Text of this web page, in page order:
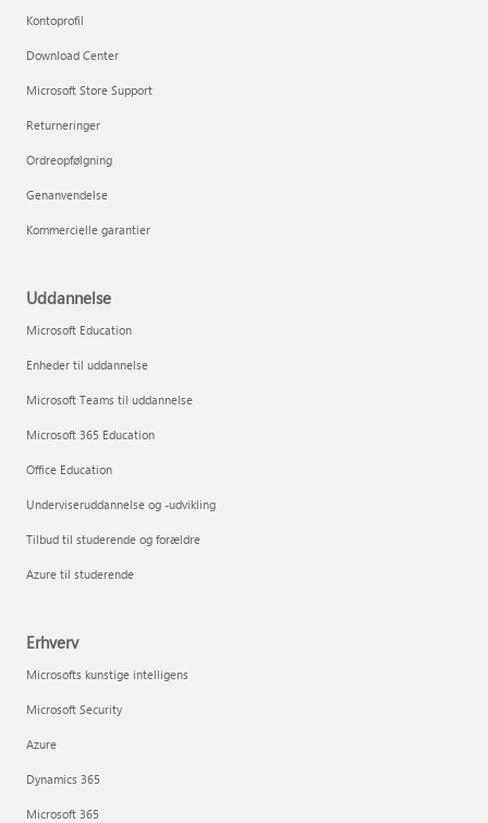
Kontoprofil
Download Center
Microsoft Store Support
Returneringer
Ordreopfølgning
Genanvendelse
Kommercielle garantier
Uddannelse
Microsoft Education
Enheder til uddannelse
Microsoft Teams til uddannelse
Microsoft 365 Education
Office Education
Underviseruddannelse og -udvikling
Tilbud til studerende og forældre
Azure til studerende
Erhverv
Microsofts kunstige intelligens
Microsoft Security
Azure
Dynamics 365
Microsoft 365